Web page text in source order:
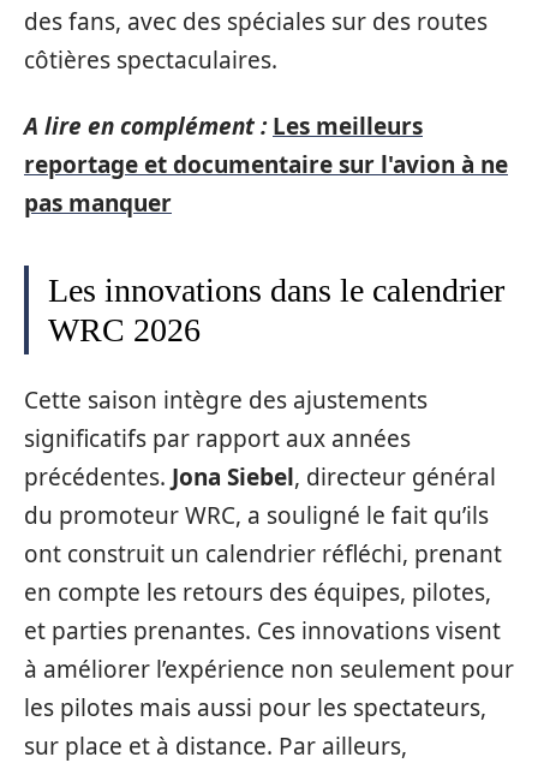
des fans, avec des spéciales sur des routes
côtières spectaculaires.
A lire en complément : Les meilleurs
reportage et documentaire sur l'avion à ne
pas manquer
Les innovations dans le calendrier
WRC 2026
Cette saison intègre des ajustements
significatifs par rapport aux années
précédentes. Jona Siebel, directeur général
du promoteur WRC, a souligné le fait qu’ils
ont construit un calendrier réfléchi, prenant
en compte les retours des équipes, pilotes,
et parties prenantes. Ces innovations visent
à améliorer l’expérience non seulement pour
les pilotes mais aussi pour les spectateurs,
sur place et à distance. Par ailleurs,